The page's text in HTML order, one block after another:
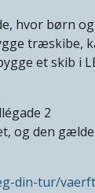
hvor børn og
træskibe,
et skib i
2
og den
din-tur/